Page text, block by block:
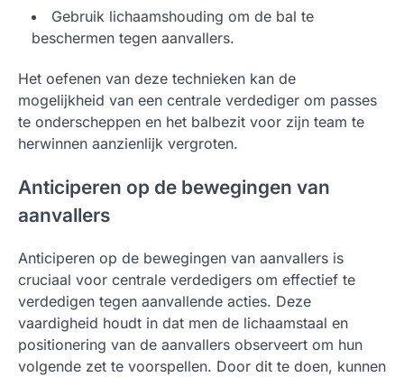
Gebruik lichaamshouding om de bal te
beschermen tegen aanvallers.
Het oefenen van deze technieken kan de
mogelijkheid van een centrale verdediger om passes
te onderscheppen en het balbezit voor zijn team te
herwinnen aanzienlijk vergroten.
Anticiperen op de bewegingen van
aanvallers
Anticiperen op de bewegingen van aanvallers is
cruciaal voor centrale verdedigers om effectief te
verdedigen tegen aanvallende acties. Deze
vaardigheid houdt in dat men de lichaamstaal en
positionering van de aanvallers observeert om hun
volgende zet te voorspellen. Door dit te doen, kunnen